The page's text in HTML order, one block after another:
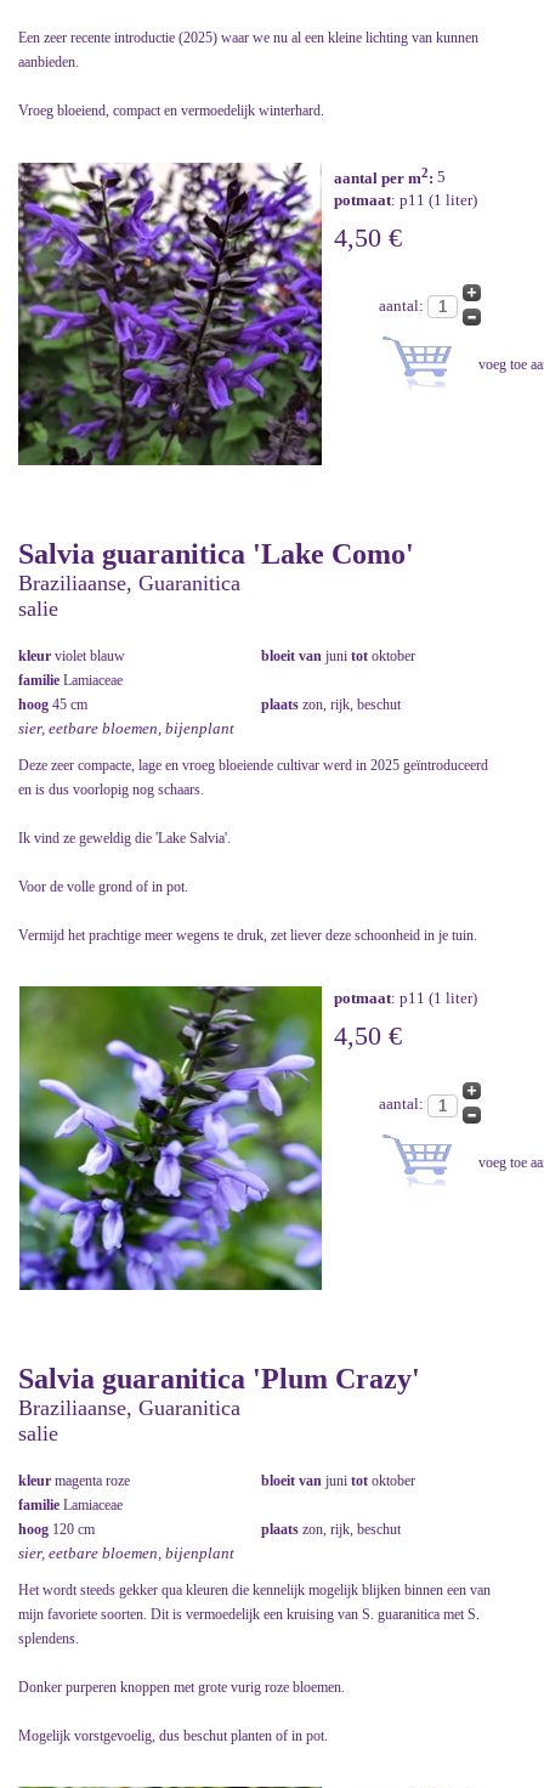
Een zeer recente introductie (2025) waar we nu al een kleine lichting van kunnen
aanbieden.
Vroeg bloeiend, compact en vermoedelijk winterhard.
aantal per m2: 5
potmaat: p11 (1 liter)
4,50 €
aantal:
Salvia guaranitica 'Lake Como'
Braziliaanse, Guaranitica
salie
kleur violet blauw bloeit van juni tot oktober
familie Lamiaceae
hoog 45 cm plaats zon, rijk, beschut
sier, eetbare bloemen, bijenplant
Deze zeer compacte, lage en vroeg bloeiende cultivar werd in 2025 geïntroduceerd
en is dus voorlopig nog schaars.
Ik vind ze geweldig die 'Lake Salvia'.
Voor de volle grond of in pot.
Vermijd het prachtige meer wegens te druk, zet liever deze schoonheid in je tuin.
potmaat: p11 (1 liter)
4,50 €
aantal:
Salvia guaranitica 'Plum Crazy'
Braziliaanse, Guaranitica
salie
kleur magenta roze bloeit van juni tot oktober
familie Lamiaceae
hoog 120 cm plaats zon, rijk, beschut
sier, eetbare bloemen, bijenplant
Het wordt steeds gekker qua kleuren die kennelijk mogelijk blijken binnen een van
mijn favoriete soorten. Dit is vermoedelijk een kruising van S. guaranitica met S.
splendens.
Donker purperen knoppen met grote vurig roze bloemen.
Mogelijk vorstgevoelig, dus beschut planten of in pot.